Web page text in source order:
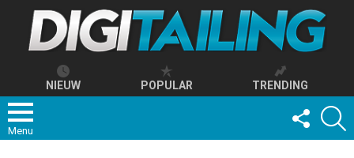
NIEUW POPULAR TRENDING
Menu
FOLLOW
US